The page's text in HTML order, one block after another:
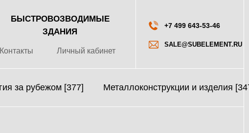
БЫСТРОВОЗВОДИМЫЕ
ЗДАНИЯ
Контакты Личный кабинет
+7 499 643-53-46
SALE@SUBELEMENT.RU
за рубежом [377] Металлоконструкции и изделия